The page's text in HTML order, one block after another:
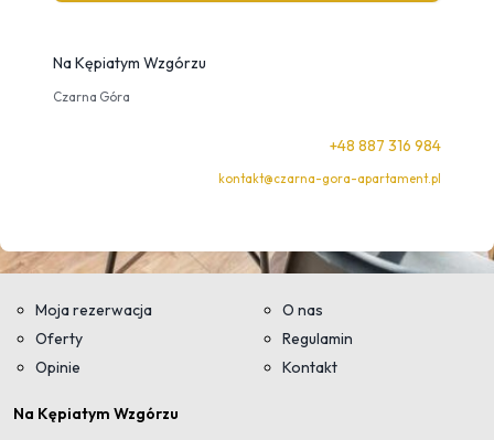
Na Kępiatym Wzgórzu
Czarna Góra
+48 887 316 984
kontakt@czarna-gora-apartament.pl
Moja rezerwacja
Oferty
Opinie
O nas
Regulamin
Kontakt
Na Kępiatym Wzgórzu